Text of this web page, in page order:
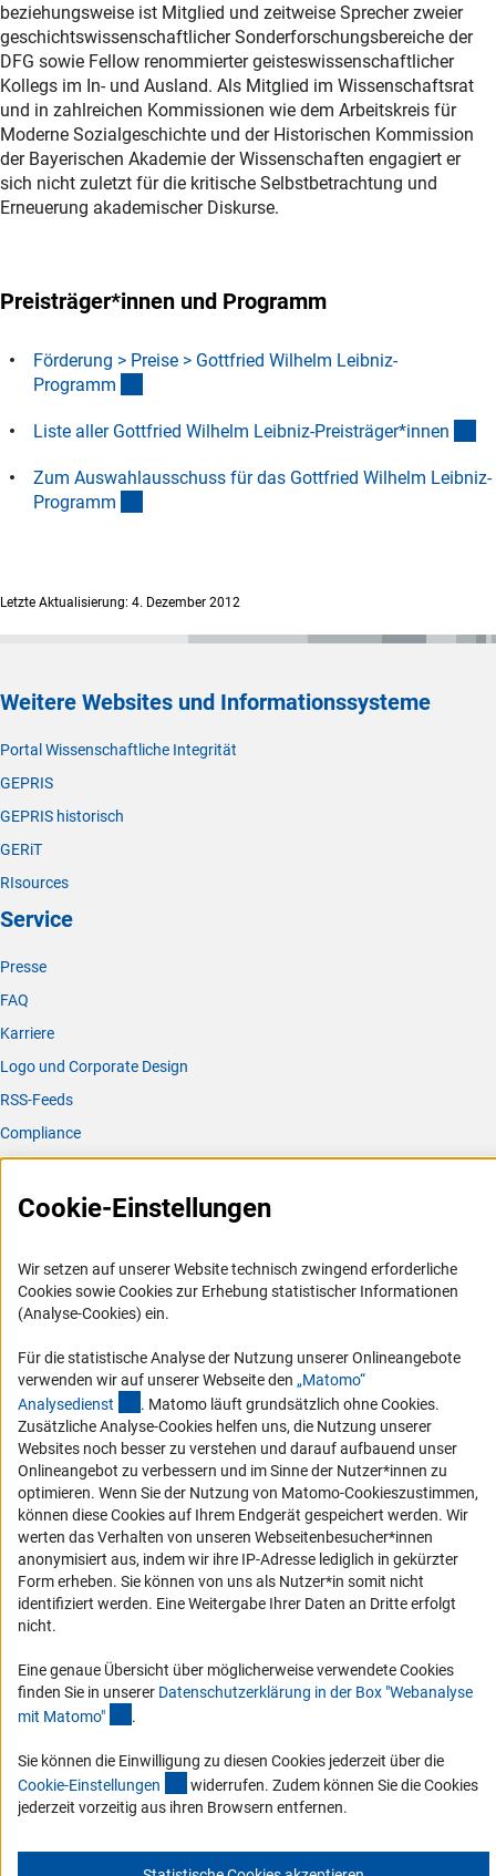
beziehungsweise ist Mitglied und zeitweise Sprecher zweier
geschichtswissenschaftlicher Sonderforschungsbereiche der
DFG sowie Fellow renommierter geisteswissenschaftlicher
Kollegs im In- und Ausland. Als Mitglied im Wissenschaftsrat
und in zahlreichen Kommissionen wie dem Arbeitskreis für
Moderne Sozialgeschichte und der Historischen Kommission
der Bayerischen Akademie der Wissenschaften engagiert er
sich nicht zuletzt für die kritische Selbstbetrachtung und
Erneuerung akademischer Diskurse.
Preisträger*innen und Programm
Förderung > Preise > Gottfried Wilhelm Leibniz-
Programm
Liste aller Gottfried Wilhelm Leibniz-Preisträger*innen
Zum Auswahlausschuss für das Gottfried Wilhelm Leibniz-
Programm
Letzte Aktualisierung: 4. Dezember 2012
Weitere Websites und Informationssysteme
Portal Wissenschaftliche Integrität
GEPRIS
GEPRIS historisch
GERiT
RIsources
Service
Presse
FAQ
Karriere
Logo und Corporate Design
RSS-Feeds
Compliance
Vergabeverfahren
Barrierefreiheit
Erklärung zur Barrierefreiheit
Barriere melden
DFG-aktuell
Erhalten Sie Neuigkeiten aus der DFG direkt in Ihr Mailpostfach oder
schauen Sie sich die Ausgaben online an.
Zum Newsletter
Impressum Datenschutz Cookie-Einstellungen
Kontakt
Service
Cookie-Einstellungen
Wir setzen auf unserer Website technisch zwingend erforderliche
Cookies sowie Cookies zur Erhebung statistischer Informationen
(Analyse-Cookies) ein.
Für die statistische Analyse der Nutzung unserer Onlineangebote
verwenden wir auf unserer Webseite den „Matomo“
Analysedienst (externer Link)
. Matomo läuft grundsätzlich ohne Cookies.
Zusätzliche Analyse-Cookies helfen uns, die Nutzung unserer
Websites noch besser zu verstehen und darauf aufbauend unser
Onlineangebot zu verbessern und im Sinne der Nutzer*innen zu
optimieren. Wenn Sie der Nutzung von Matomo-Cookieszustimmen,
können diese Cookies auf Ihrem Endgerät gespeichert werden. Wir
werten das Verhalten von unseren Webseitenbesucher*innen
anonymisiert aus, indem wir ihre IP-Adresse lediglich in gekürzter
Form erheben. Sie können von uns als Nutzer*in somit nicht
identifiziert werden. Eine Weitergabe Ihrer Daten an Dritte erfolgt
nicht.
Eine genaue Übersicht über möglicherweise verwendete Cookies
finden Sie in unserer Datenschutzerklärung in der Box "Webanalyse
mit Matomo" .
Sie können die Einwilligung zu diesen Cookies jederzeit über die
Cookie-Einstellungen (interner Link)
widerrufen. Zudem können Sie die Cookies
jederzeit vorzeitig aus ihren Browsern entfernen.